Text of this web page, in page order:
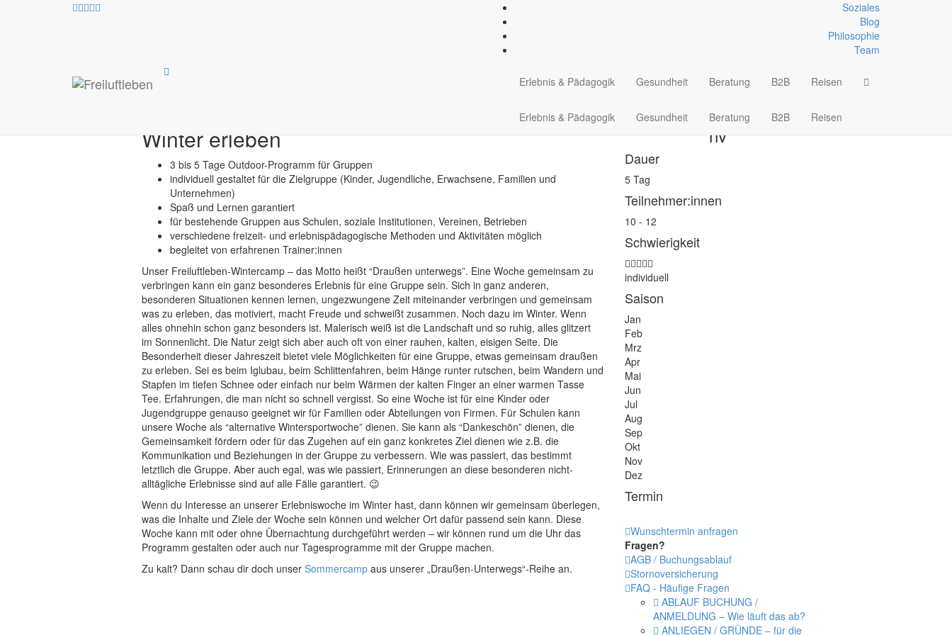
Soziales
Blog
Philosophie
Team
Erlebnis & Pädagogik Gesundheit Beratung B2B Reisen
Erlebnis & Pädagogik Gesundheit Beratung B2B Reisen
„Draußen unterwegs“ – Wintercamp
Im Freien unterwegs und gemeinsam den
Winter erleben
3 bis 5 Tage Outdoor-Programm für Gruppen
individuell gestaltet für die Zielgruppe (Kinder, Jugendliche, Erwachsene, Familien und
Unternehmen)
Spaß und Lernen garantiert
für bestehende Gruppen aus Schulen, soziale Institutionen, Vereinen, Betrieben
verschiedene freizeit- und erlebnispädagogische Methoden und Aktivitäten möglich
begleitet von erfahrenen Trainer:innen
Unser Freiluftleben-Wintercamp – das Motto heißt “Draußen unterwegs”. Eine Woche gemeinsam zu
verbringen kann ein ganz besonderes Erlebnis für eine Gruppe sein. Sich in ganz anderen,
besonderen Situationen kennen lernen, ungezwungene Zeit miteinander verbringen und gemeinsam
was zu erleben, das motiviert, macht Freude und schweißt zusammen. Noch dazu im Winter. Wenn
alles ohnehin schon ganz besonders ist. Malerisch weiß ist die Landschaft und so ruhig, alles glitzert
im Sonnenlicht. Die Natur zeigt sich aber auch oft von einer rauhen, kalten, eisigen Seite. Die
Besonderheit dieser Jahreszeit bietet viele Möglichkeiten für eine Gruppe, etwas gemeinsam draußen
zu erleben. Sei es beim Iglubau, beim Schlittenfahren, beim Hänge runter rutschen, beim Wandern und
Stapfen im tiefen Schnee oder einfach nur beim Wärmen der kalten Finger an einer warmen Tasse
Tee. Erfahrungen, die man nicht so schnell vergisst. So eine Woche ist für eine Kinder oder
Jugendgruppe genauso geeignet wir für Familien oder Abteilungen von Firmen. Für Schulen kann
unsere Woche als “alternative Wintersportwoche” dienen. Sie kann als “Dankeschön” dienen, die
Gemeinsamkeit fördern oder für das Zugehen auf ein ganz konkretes Ziel dienen wie z.B. die
Kommunikation und Beziehungen in der Gruppe zu verbessern. Wie was passiert, das bestimmt
letztlich die Gruppe. Aber auch egal, was wie passiert, Erinnerungen an diese besonderen nicht-
alltägliche Erlebnisse sind auf alle Fälle garantiert. 😉
Wenn du Interesse an unserer Erlebniswoche im Winter hast, dann können wir gemeinsam überlegen,
was die Inhalte und Ziele der Woche sein können und welcher Ort dafür passend sein kann. Diese
Woche kann mit oder ohne Übernachtung durchgeführt werden – wir können rund um die Uhr das
Programm gestalten oder auch nur Tagesprogramme mit der Gruppe machen.
Zu kalt? Dann schau dir doch unser Sommercampaus unserer „Draußen-Unterwegs“-Reihe an.
nv
Dauer
5 Tag
Teilnehmer:innen
10 - 12
Schwierigkeit
individuell
Saison
Jan
Feb
Mrz
Apr
Mai
Jun
Jul
Aug
Sep
Okt
Nov
Dez
Termin
Wunschtermin anfragen
Fragen?
AGB / Buchungsablauf
Stornoversicherung
FAQ - Häufige Fragen
ABLAUF BUCHUNG /
ANMELDUNG – Wie läuft das ab?
ANLIEGEN / GRÜNDE – für die